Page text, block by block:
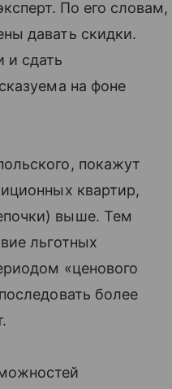
По его словам,
давать скидки.
и сдать
на фоне
покажут
квартир,
выше. Тем
льготных
«ценового
более